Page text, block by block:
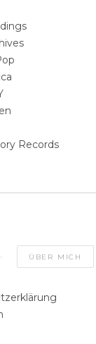
Records
ÜBER MICH